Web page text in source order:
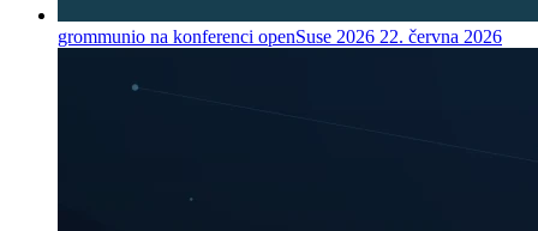
grommunio na konferenci openSuse 2026 22. června 2026